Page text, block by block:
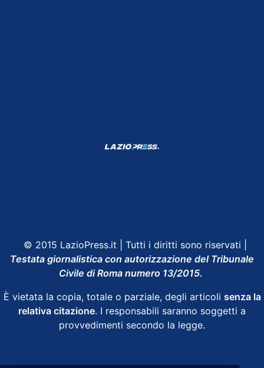
© 2015 LazioPress.it | Tutti i diritti sono riservati |
Testata giornalistica con autorizzazione del Tribunale
Civile di Roma numero 13/2015.
È vietata la copia, totale o parziale, degli articoli senza la
relativa citazione. I responsabili saranno soggetti a
provvedimenti secondo la legge.